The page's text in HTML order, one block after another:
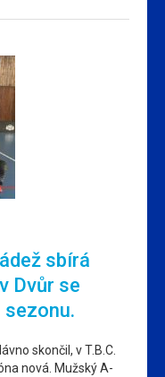
sbírá
Dvůr se
sezonu.
skončil, v T.B.C.
nová. Mužský A-